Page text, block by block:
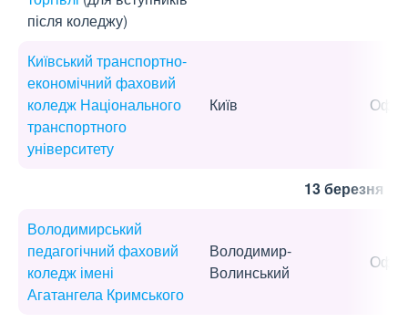
після коледжу)
Київський транспортно-
економічний фаховий
коледж Національного
транспортного
університету
Київ
13 березня
Володимирський
педагогічний фаховий
коледж імені
Агатангела Кримського
Володимир-
Волинський